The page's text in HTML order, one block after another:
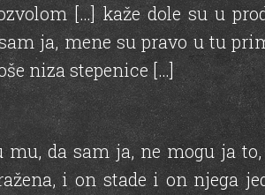
[…] kaže dole su u
ja, mene su pravo u tu
niza stepenice […]
mu, da sam ja, ne mogu ja
i on stade i on njega